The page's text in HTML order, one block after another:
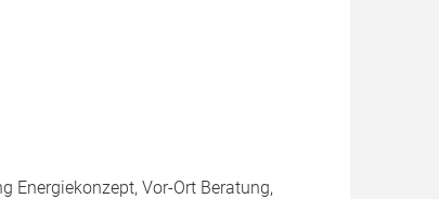
Energiekonzept, Vor-Ort Beratung,